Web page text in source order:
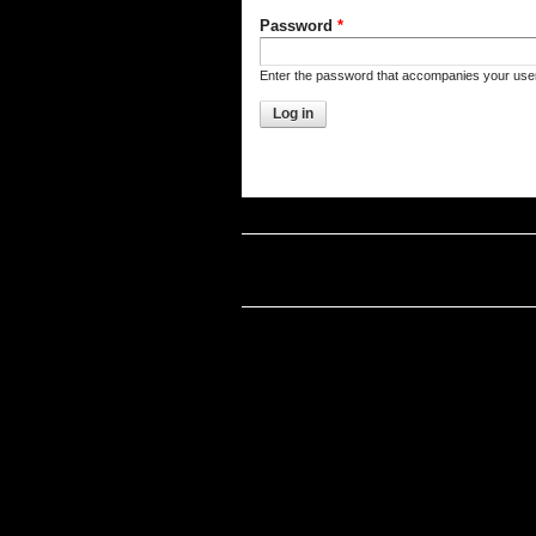
Password *
Enter the password that accompanies your